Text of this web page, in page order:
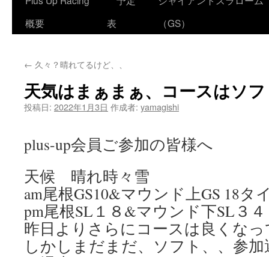
ン
ン
ツ
へ
ッ
概要
表
（GS）
← 久々？晴れてるけど、、
天気はまぁまぁ、コースはソ
投稿日: 2022年1月3日 作成者: yamagishi
plus-up会員ご参加の皆様へ
天候 晴れ時々雪
am尾根GS10&マウンド上GS 18タ
pm尾根SL１８&マウンド下SL３４
昨日よりさらにコースは良くな
しかしまだまだ、ソフト、、参